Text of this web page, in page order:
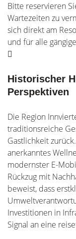
Bitte reservieren
Wartezeiten zu
sich direkt am
und für alle
Historischer
Perspektiven
Die Region
traditionsreiche
Gastlichkeit
anerkanntes
modernster E-
Rückzug mit
beweist, dass
Investitionen in
Signal an eine